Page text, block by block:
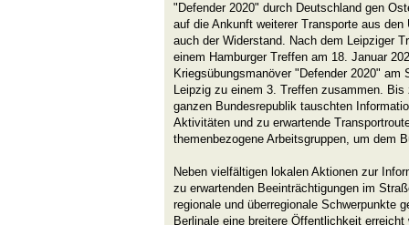
"Defender 2020" durch Deutschland gen
auf die Ankunft weiterer Transporte aus
auch der Widerstand. Nach dem Leipziger
einem Hamburger Treffen am 18. Januar
Kriegsübungsmanöver "Defender 2020" am
Leipzig zu einem 3. Treffen zusammen.
ganzen Bundesrepublik tauschten
Aktivitäten und zu erwartende
themenbezogene Arbeitsgruppen, um dem
Neben vielfältigen lokalen Aktionen zur
zu erwartenden Beeinträchtigungen im
regionale und überregionale Schwerpunkte
Berlinale eine breitere Öffentlichkeit